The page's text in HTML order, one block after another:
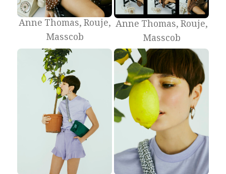
Anne Thomas, Rouje,
Masscob
Anne Thomas, Rouje,
Masscob